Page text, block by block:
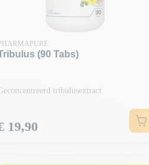
PHARMAPURE
(90 Tabs)
tribulusextract
19,90